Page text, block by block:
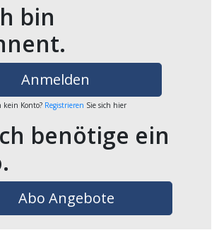
bin
Anmelden
kein Konto? Registrieren Sie sich hier
benötige ein
Abo Angebote